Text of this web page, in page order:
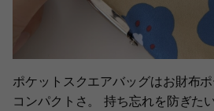
ポケットスクエアバッグはお財布
コンパクトさ。 持ち忘れを防ぎた